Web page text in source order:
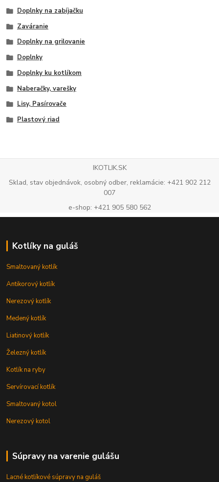
Doplnky na zabíjačku
Zaváranie
Doplnky na grilovanie
Doplnky
Doplnky ku kotlíkom
Naberačky, varešky
Lisy, Pasírovače
Plastový riad
IKOTLIK.SK
Sklad, stav objednávok, osobný odber, reklamácie: +421 902 212
007
e-shop: +421 905 580 562
Kotlíky na guláš
Smaltovaný kotlík
Antikorový kotlík
Nerezový kotlík
Medený kotlík
Liatinový kotlík
Železný kotlík
Kotlík na ryby
Servírovací kotlík
Smaltovaný kotol
Nerezový kotol
Súpravy na varenie gulášu
Lacné kotlíkové súpravy na guláš